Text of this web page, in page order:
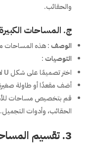
والحقائب.
ج. المساحات الكبيرة (أكثر
الوصف: هذه المساحات
التوصيات:
اختر تصميمًا على شكل U لاستغلال الجدران الثلاثة.
أضف مقعدًا أو طاولة
قم بتخصيص مساحات
الحقائب، وأدوات التجميل.
3. تقسيم المساحة الداخلية